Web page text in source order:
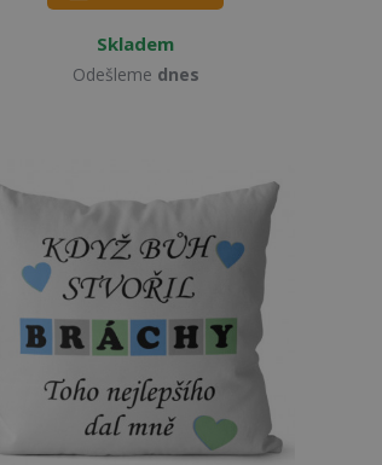
Skladem
Odešleme dnes